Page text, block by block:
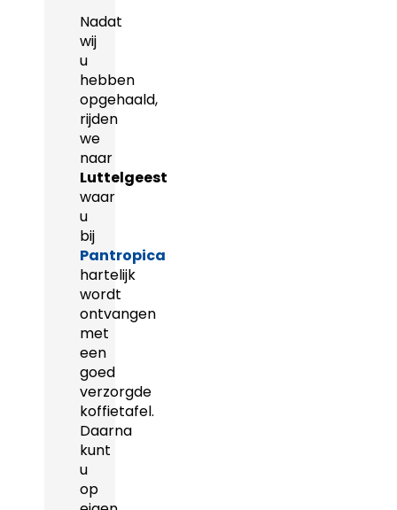
Nadat
wij
u
hebben
opgehaald,
rijden
we
naar
Luttelgeest
waar
u
bij
Pantropica
hartelijk
wordt
ontvangen
met
een
goed
verzorgde
koffietafel.
Daarna
kunt
u
op